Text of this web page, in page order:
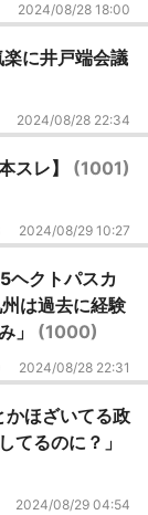
2024/08/28 18:00
に井戸端会議
2024/08/28 22:34
スレ】 (1001)
2024/08/29 10:27
ヘクトパスカ
は過去に経験
」 (1000)
2024/08/28 22:31
かほざいてる政
てるのに？」
2024/08/29 04:54